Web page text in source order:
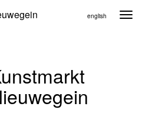
english